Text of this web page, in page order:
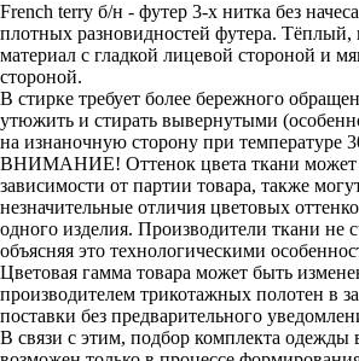
French terry б/н - футер 3-х нитка без
плотных разновидностей футера.
материал с гладкой лицевой стороной и
стороной.
В стирке требует более бережного
утюжить и стирать вывернутыми
на изнаночную сторону при температуре
ВНИМАНИЕ! Оттенок цвета ткани может
зависимости от партии товара, также
незначительные отличия цветовых
одного изделия. Производители ткани не
объясняя это технологическими
Цветовая гамма товара может быть
производителем трикотажных полотен в
поставки без предварительного
В связи с этим, подбор комплекта одежды